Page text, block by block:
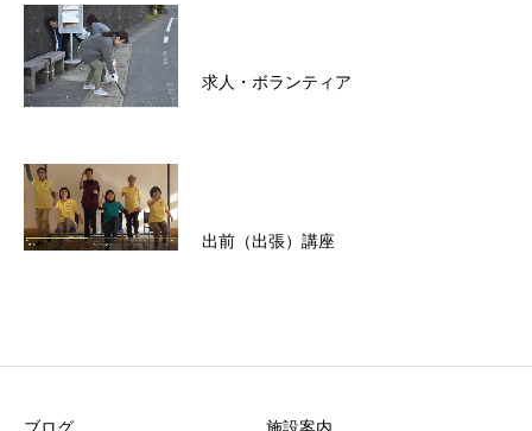
求人・ボランティア
出前（出張）講座
ブログ 施設案内